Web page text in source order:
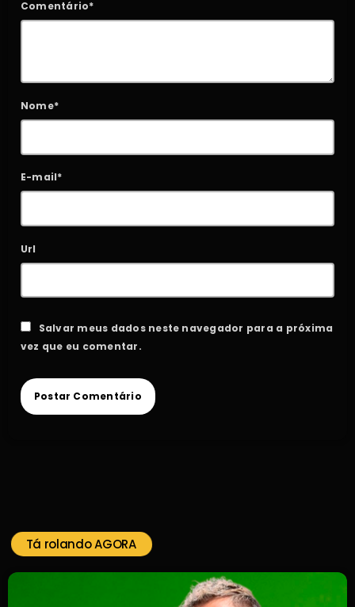
Comentário*
Nome*
E-mail*
Url
Salvar meus dados neste navegador para a próxima
vez que eu comentar.
Tá rolando AGORA